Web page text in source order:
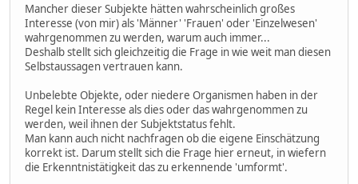
Mancher dieser Subjekte hätten wahrscheinlich großes
Interesse (von mir) als 'Männer' 'Frauen' oder 'Einzelwesen'
wahrgenommen zu werden, warum auch immer...
Deshalb stellt sich gleichzeitig die Frage in wie weit man diesen
Selbstaussagen vertrauen kann.
Unbelebte Objekte, oder niedere Organismen haben in der
Regel kein Interesse als dies oder das wahrgenommen zu
werden, weil ihnen der Subjektstatus fehlt.
Man kann auch nicht nachfragen ob die eigene Einschätzung
korrekt ist. Darum stellt sich die Frage hier erneut, in wiefern
die Erkenntnistätigkeit das zu erkennende 'umformt'.